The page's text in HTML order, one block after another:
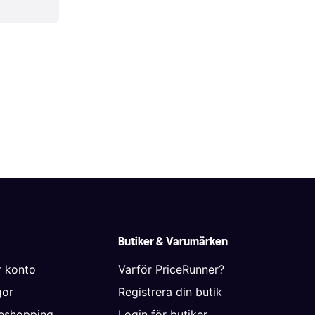
konto
Butiker & Varumärken
Varför PriceRunner?
Registrera din butik